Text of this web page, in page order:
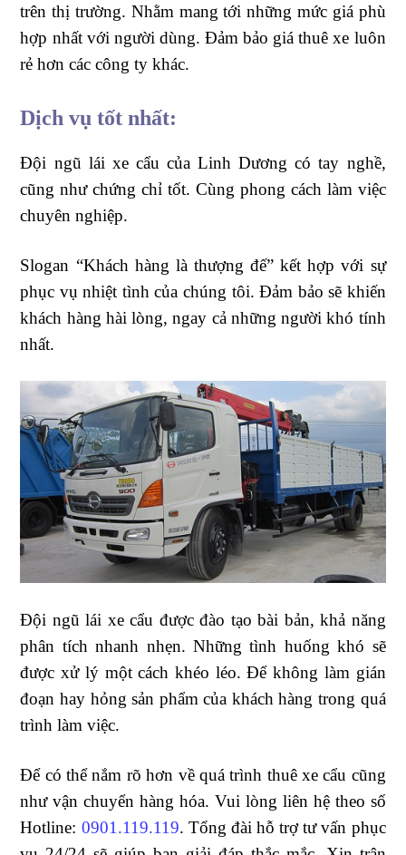
trên thị trường. Nhằm mang tới những mức giá phù
hợp nhất với người dùng. Đảm bảo giá thuê xe luôn
rẻ hơn các công ty khác.
Dịch vụ tốt nhất:
Đội ngũ lái xe cẩu của Linh Dương có tay nghề,
cũng như chứng chỉ tốt. Cùng phong cách làm việc
chuyên nghiệp.
Slogan “Khách hàng là thượng đế” kết hợp với sự
phục vụ nhiệt tình của chúng tôi. Đảm bảo sẽ khiến
khách hàng hài lòng, ngay cả những người khó tính
nhất.
Đội ngũ lái xe cẩu được đào tạo bài bản, khả năng
phân tích nhanh nhẹn. Những tình huống khó sẽ
được xử lý một cách khéo léo. Để không làm gián
đoạn hay hỏng sản phẩm của khách hàng trong quá
trình làm việc.
Để có thể nắm rõ hơn về quá trình thuê xe cẩu cũng
như vận chuyển hàng hóa. Vui lòng liên hệ theo số
Hotline: 0901.119.119. Tổng đài hỗ trợ tư vấn phục